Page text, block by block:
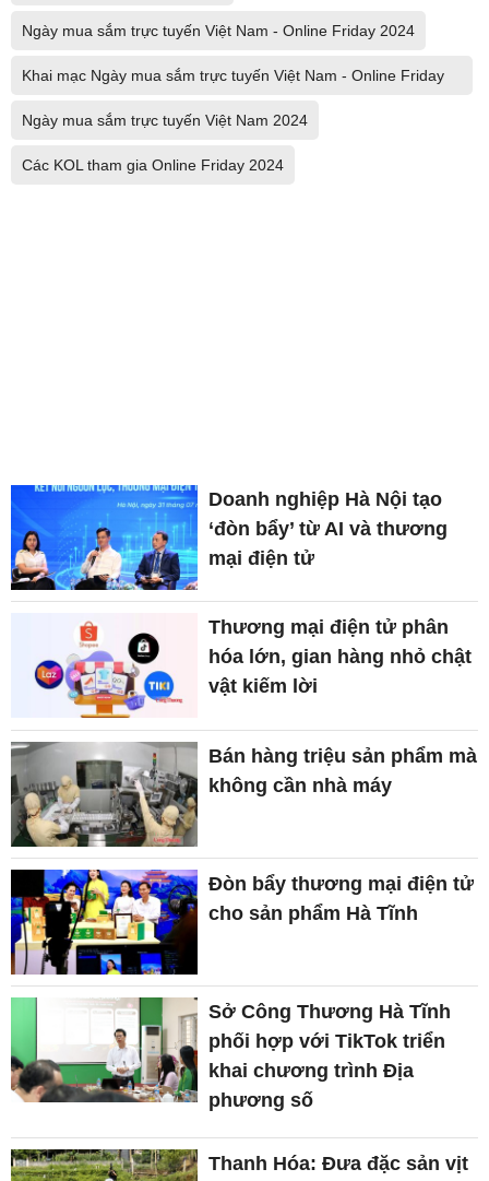
Ngày mua sắm trực tuyến Việt Nam - Online Friday 2024
Khai mạc Ngày mua sắm trực tuyến Việt Nam - Online Friday
2024
Ngày mua sắm trực tuyến Việt Nam 2024
Các KOL tham gia Online Friday 2024
Doanh nghiệp Hà Nội tạo
‘đòn bẩy’ từ AI và thương
mại điện tử
Thương mại điện tử phân
hóa lớn, gian hàng nhỏ chật
vật kiếm lời
Bán hàng triệu sản phẩm mà
không cần nhà máy
Đòn bẩy thương mại điện tử
cho sản phẩm Hà Tĩnh
Sở Công Thương Hà Tĩnh
phối hợp với TikTok triển
khai chương trình Địa
phương số
Thanh Hóa: Đưa đặc sản vịt